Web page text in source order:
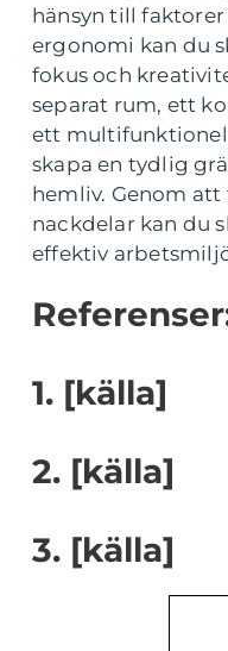
hänsyn till
ergonomi kan du
fokus och
separat rum, ett
ett
skapa en tydlig
hemliv. Genom
nackdelar kan du
effektiv
1. [källa]
2. [källa]
3. [källa]